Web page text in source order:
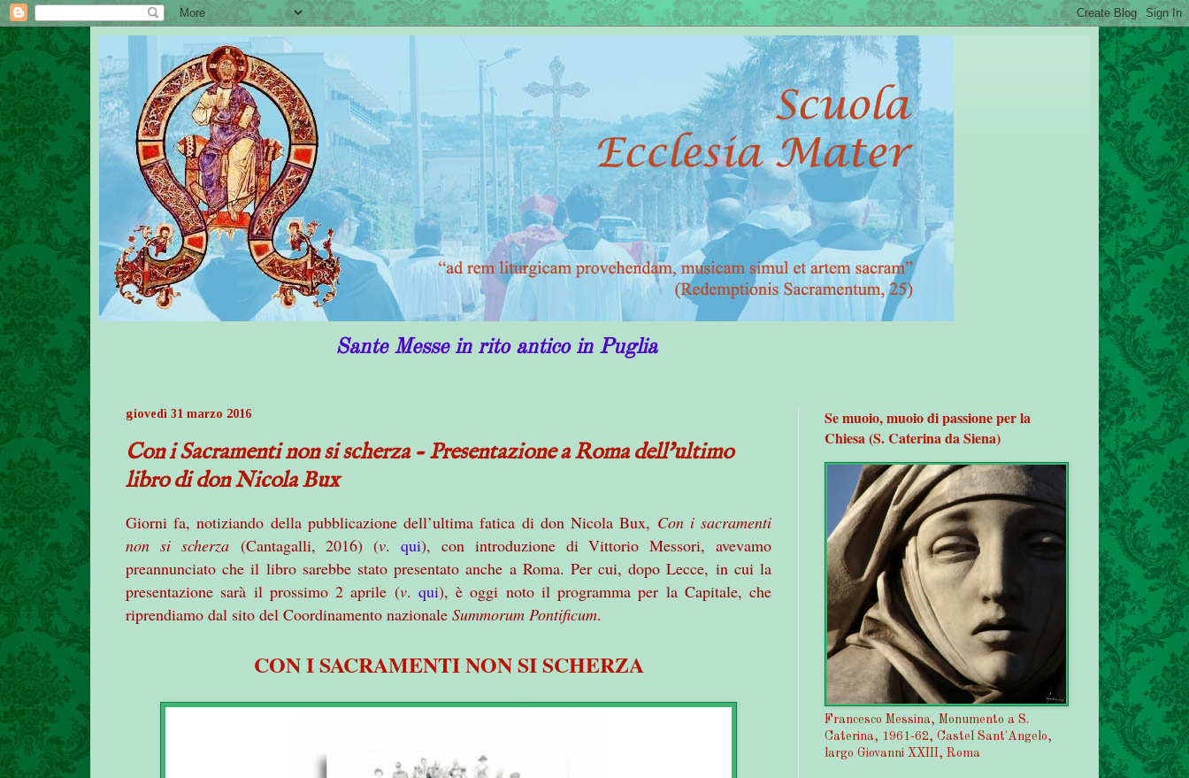
Sante Messe in rito antico in Puglia
giovedì 31 marzo 2016
Con i Sacramenti non si scherza - Presentazione a Roma dell'ultimo
libro di don Nicola Bux
Giorni fa, notiziando della pubblicazione dell’ultima fatica di don Nicola Bux, Con i sacramenti
non si scherza (Cantagalli, 2016) (v.qui), con introduzione di Vittorio Messori, avevamo
preannunciato che il libro sarebbe stato presentato anche a Roma. Per cui, dopo Lecce, in cui la
presentazione sarà il prossimo 2 aprile (v. qui), è oggi noto il programma per la Capitale, che
riprendiamo dal sito del Coordinamento nazionale Summorum Pontificum.
CON I SACRAMENTI NON SI SCHERZA
Se muoio, muoio di passione per la
Chiesa (S. Caterina da Siena)
Francesco Messina, Monumento a S.
Caterina, 1961-62, Castel Sant'Angelo,
largo Giovanni XXIII, Roma